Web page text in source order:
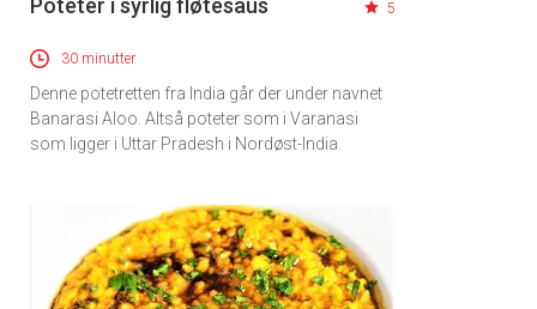
Poteter i syrlig fløtesaus 5
30 minutter
Denne potetretten fra India går der under navnet
Banarasi Aloo. Altså poteter som i Varanasi
som ligger i Uttar Pradesh i Nordøst-India.